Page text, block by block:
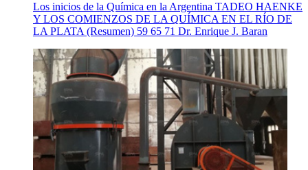
Los inicios de la Química en la Argentina TADEO HAENKE
Y LOS COMIENZOS DE LA QUÍMICA EN EL RÍO DE
LA PLATA (Resumen) 59 65 71 Dr. Enrique J. Baran